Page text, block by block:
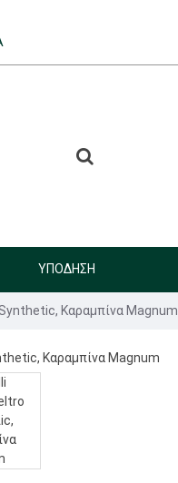
ΥΠΌΔΗΣΗ
Καραμπίνα Magnum